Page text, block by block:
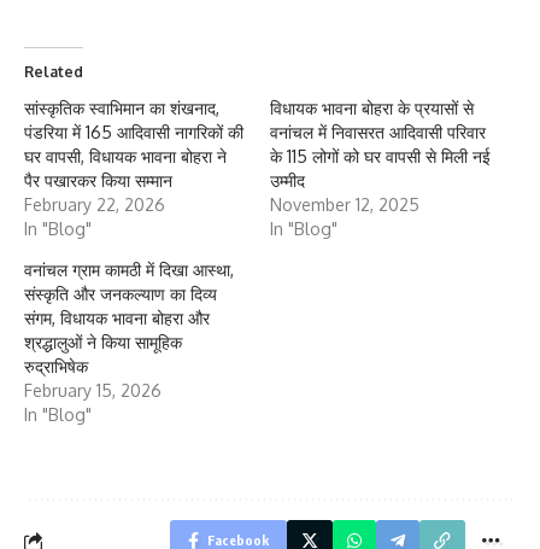
Related
सांस्कृतिक स्वाभिमान का शंखनाद,
पंडरिया में 165 आदिवासी नागरिकों की
घर वापसी, विधायक भावना बोहरा ने
पैर पखारकर किया सम्मान
February 22, 2026
In "Blog"
विधायक भावना बोहरा के प्रयासों से
वनांचल में निवासरत आदिवासी परिवार
के 115 लोगों को घर वापसी से मिली नई
उम्मीद
November 12, 2025
In "Blog"
वनांचल ग्राम कामठी में दिखा आस्था,
संस्कृति और जनकल्याण का दिव्य
संगम, विधायक भावना बोहरा और
श्रद्धालुओं ने किया सामूहिक
रुद्राभिषेक
February 15, 2026
In "Blog"
Facebook